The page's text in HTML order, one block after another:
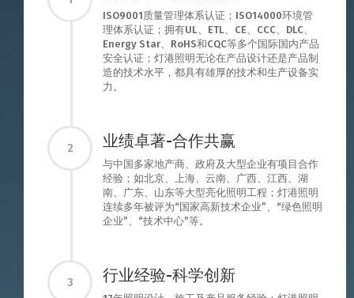
ISO9001质量管理体系认证；ISO14000环境管
理体系认证；拥有UL、ETL、CE、CCC、DLC、
Energy Star、RoHS和CQC等多个国际国内产品
安全认证；灯港照明无论在产品设计还是产品制
造的技术水平，都具有雄厚的技术和生产设备实
力。
2 业绩卓著-合作共赢
与中国多家地产商、政府及大型企业有项目合作
经验；如北京、上海、云南、广西、江西、湖
南、广东、山东等大型亮化照明工程；灯港照明
连续多年被评为“国家高新技术企业”、“绿色照明
企业”、“技术中心”等。
3 行业经验-科学创新